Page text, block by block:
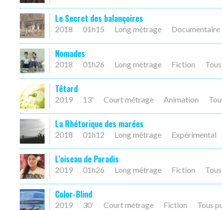
Le Secret des balançoires
2018 01h15 Long métrage Documentaire
Nomades
2018 01h26 Long métrage Fiction
Têtard
2019 13' Court métrage Animation
La Rhétorique des marées
2018 01h12 Long métrage Expérimental
L'oiseau de Paradis
2019 01h26 Long métrage Fiction
Color-Blind
2019 30' Court métrage Fiction Tous